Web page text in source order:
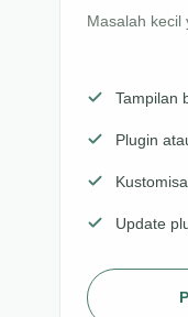
Masalah kecil
Tampilan
Plugin
Update